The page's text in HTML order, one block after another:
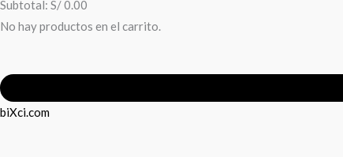
Subtotal: S/0.00
No hay productos en el carrito.
biXci.com